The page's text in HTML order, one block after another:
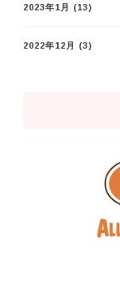
2023年1月 (13)
2022年12月 (3)